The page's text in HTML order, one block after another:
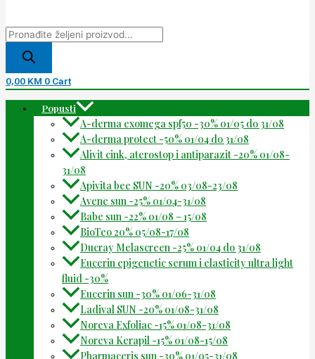
0,00 KM 0 Cart
Popusti
A-derma exomega spf50 -30% 01/05 do 31/08
A-derma protect -50% 01/04 do 31/08
Alivit cink, aterostop i antiparazit -20% 01/08-
31/08
Apivita bee SUN -20% 03/08-23/08
Avene sun -25% 01/04-31/08
Babe sun -22% 01/08 – 15/08
BioTeo 20% 05/08-17/08
Ducray Melascreen -25% 01/04 do 31/08
Eucerin epigenetic serum i elasticity ultra light
fluid -30%
Eucerin sun -30% 01/06-31/08
Ladival SUN -20% 01/08-31/08
Noreva Exfoliac -15% 01/08-31/08
Noreva Kerapil -15% 01/08-15/08
Pharmaceris sun -30% 01/05-31/08